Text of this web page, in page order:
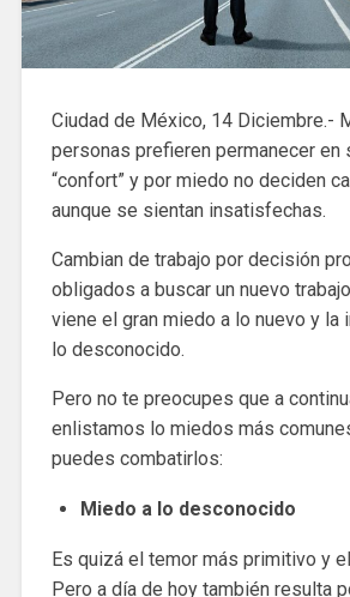
Ciudad de México, 14 Diciembre.-
personas prefieren permanecer en
“confort” y por miedo no deciden
aunque se sientan insatisfechas.
Cambian de trabajo por decisión
obligados a buscar un nuevo
viene el gran miedo a lo nuevo y la
lo desconocido.
Pero no te preocupes que a
enlistamos lo miedos más
puedes combatirlos:
Miedo a lo desconocido
Es quizá el temor más primitivo y
Pero a día de hoy también resulta